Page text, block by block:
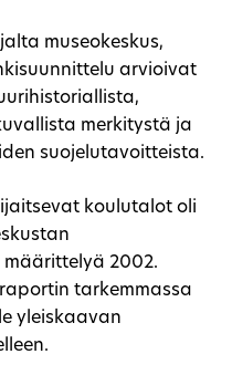
museokeskus,
arvioivat
merkitystä ja
suojelutavoitteista.
koulutalot oli
2002.
tarkemmassa
yleiskaavan